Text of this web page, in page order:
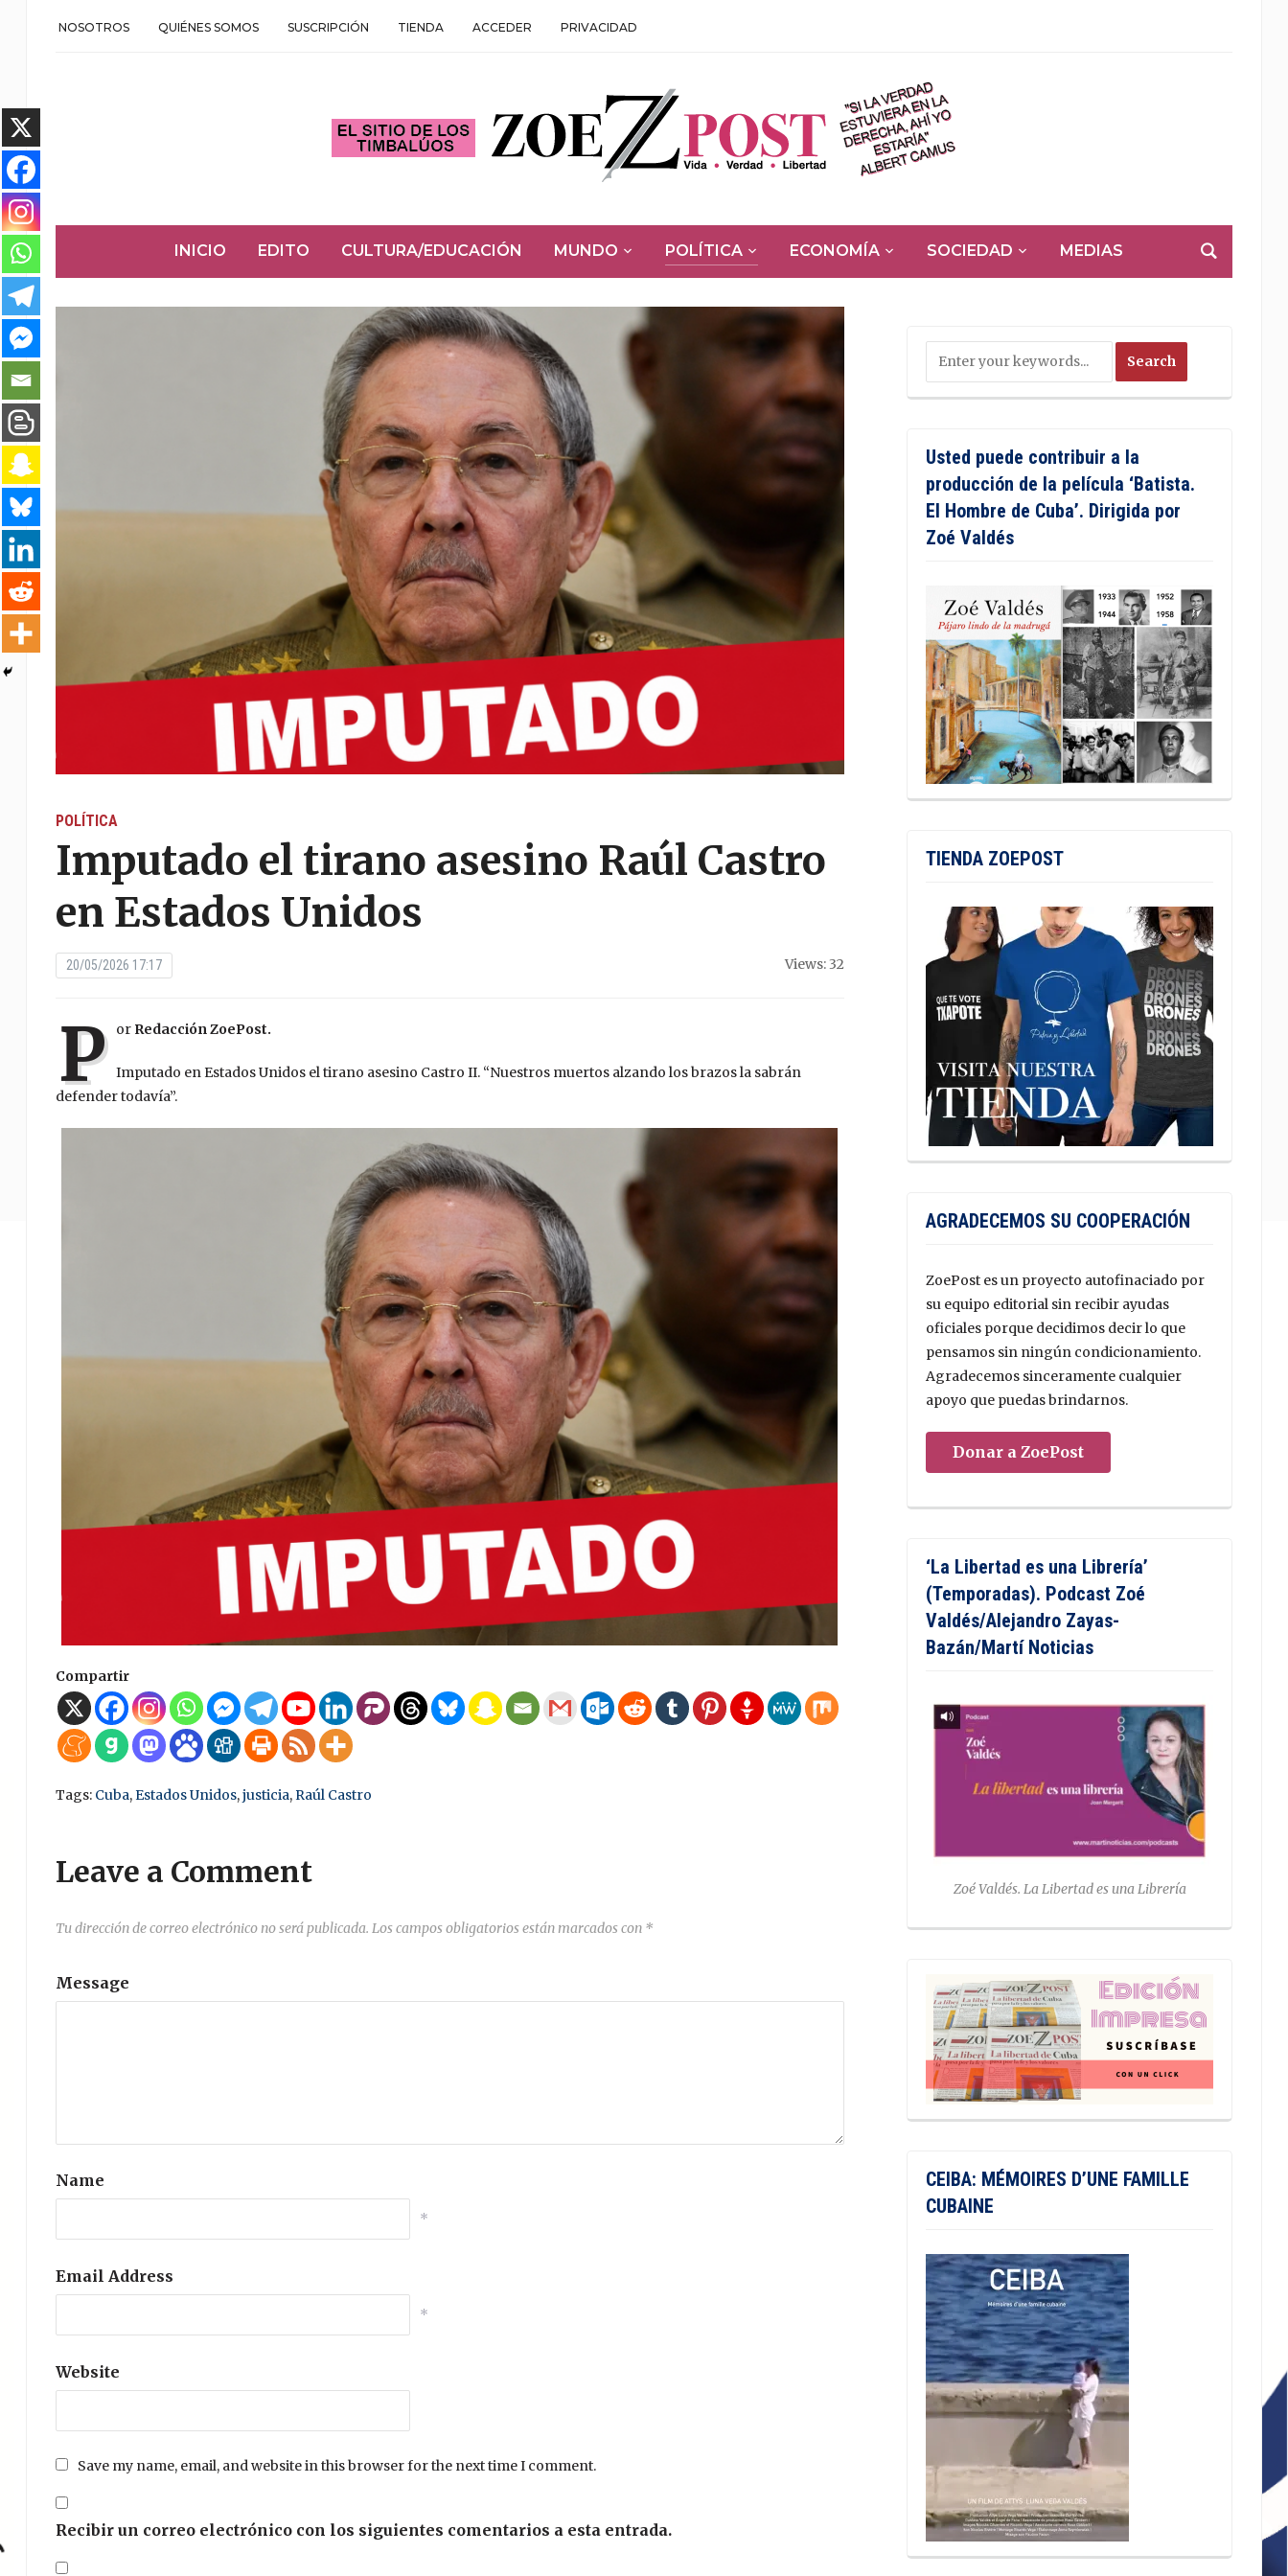
NOSOTROS QUIÉNES SOMOS SUSCRIPCIÓN TIENDA ACCEDER PRIVACIDAD
INICIO EDITO CULTURA/EDUCACIÓN MUNDO POLÍTICA ECONOMÍA SOCIEDAD MEDIAS
POLÍTICA
Imputado el tirano asesino Raúl Castro
en Estados Unidos
20/05/2026 17:17 Views: 32
P or Redacción ZoePost.
Imputado en Estados Unidos el tirano asesino Castro II. “Nuestros muertos alzando los brazos la sabrán
defender todavía”.
Compartir
Tags: Cuba,Estados Unidos,justicia,Raúl Castro
Leave a Comment
Tu dirección de correo electrónico no será publicada. Los campos obligatorios están marcados con *
Message
Name
*
Email Address
*
Website
Save my name, email, and website in this browser for the next time I comment.
Recibir un correo electrónico con los siguientes comentarios a esta entrada.
Usted puede contribuir a la
producción de la película ‘Batista.
El Hombre de Cuba’. Dirigida por
Zoé Valdés
TIENDA ZOEPOST
AGRADECEMOS SU COOPERACIÓN
ZoePost es un proyecto autofinaciado por
su equipo editorial sin recibir ayudas
oficiales porque decidimos decir lo que
pensamos sin ningún condicionamiento.
Agradecemos sinceramente cualquier
apoyo que puedas brindarnos.
Donar a ZoePost
‘La Libertad es una Librería’
(Temporadas). Podcast Zoé
Valdés/Alejandro Zayas-
Bazán/Martí Noticias
Zoé Valdés. La Libertad es una Librería
CEIBA: MÉMOIRES D’UNE FAMILLE
CUBAINE